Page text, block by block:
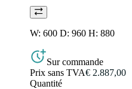
W: 600 D: 960 H: 880
Sur commande
Prix sans TVA€ 2.887,00
Quantité